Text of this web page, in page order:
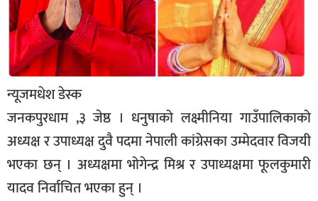
प्रमुख
समाचार
राष्ट्रिय
अन्तराष्ट्रिय
अन्तरबार्ता
अर्थ
खेलकुद
न्यूजमधेश डेस्क
जनकपुरधाम ,३ जेष्ठ । धनुषाको लक्ष्मीनिया गाउँपालिकाको
अध्यक्ष र उपाध्यक्ष दुवै पदमा नेपाली कांग्रेसका उम्मेदवार विजयी
भएका छन् । अध्यक्षमा भोगेन्द्र मिश्र र उपाध्यक्षमा फूलकुमारी
यादव निर्वाचित भएका हुन् ।